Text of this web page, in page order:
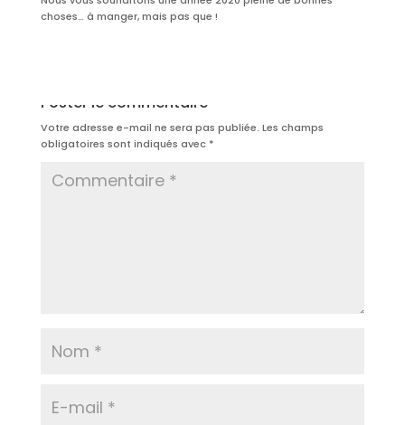
choses… à manger, mais pas que !
Poster le commentaire
Votre adresse e-mail ne sera pas publiée. Les champs
obligatoires sont indiqués avec *